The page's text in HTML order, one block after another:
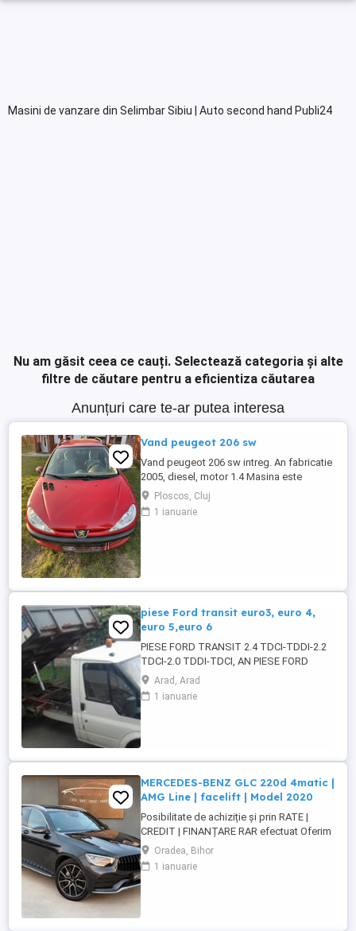
Masini de vanzare din Selimbar Sibiu | Auto second hand Publi24
Nu am găsit ceea ce cauți. Selectează categoria și alte
filtre de căutare pentru a eficientiza căutarea
Anunțuri care te-ar putea interesa
Vand peugeot 206 sw
Vand peugeot 206 sw intreg. An fabricatie
2005, diesel, motor 1.4 Masina este
radiata. Pentru mai multe detalii va rog
sunati la nr. de telefon afisat:
Ploscos, Cluj
1 ianuarie
piese Ford transit euro3, euro 4,
euro 5,euro 6
PIESE FORD TRANSIT 2.4 TDCI-TDDI-2.2
TDCI-2.0 TDDI-TDCI, AN PIESE FORD
TRANSIT EURO 3-4 SI 5 si 6, MOTOR
2.4TDCI-TDDI-2.2 TDCI-2.0 TDCI-TDDI,
CUTIE 5 SI 6 VITEZE,CHIULOASE,GRUPURI
ELECTROMOTOARE ETC
Arad, Arad
1 ianuarie
MERCEDES-BENZ GLC 220d 4matic |
AMG Line | facelift | Model 2020
Posibilitate de achiziție și prin RATE |
CREDIT | FINANȚARE RAR efectuat Oferim
GARANȚIE 12 luni sau 10.000 km
MERCEDES-BENZ GLC 220d 4MATIC AMG
Line | facelift | Model 2020 Motor - 2.0
Oradea, Bihor
1 ianuarie